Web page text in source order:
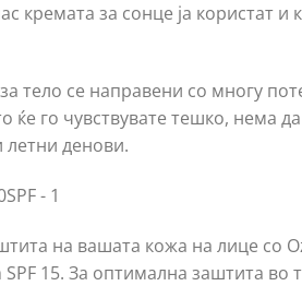
кремата за сонце ја користат и
тело се направени со многу
го чувствувате тешко, нема
летни денови.
на вашата кожа на лице со
15. За оптимална заштита во